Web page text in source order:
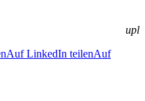
upl
Auf LinkedIn teilenAuf